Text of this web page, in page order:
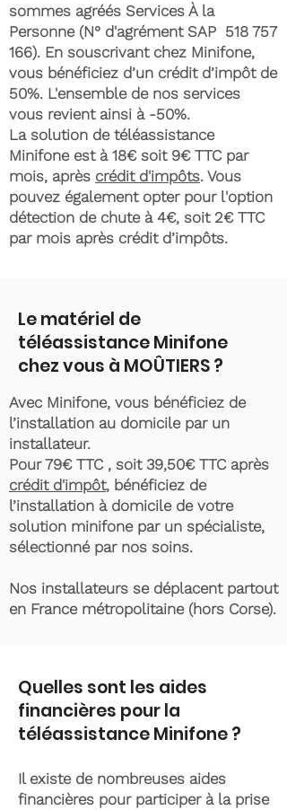
sommes agréés Services À la
Personne (N° d'agrément SAP 518 757
166). En souscrivant chez Minifone,
vous bénéficiez d’un crédit d’impôt de
50%. L'ensemble de nos services
vous revient ainsi à -50%.
La solution de téléassistance
Minifone est à 18€ soit 9€ TTC par
mois, après crédit d'impôts. Vous
pouvez également opter pour l'option
détection de chute à 4€, soit 2€ TTC
par mois après crédit d’impôts.
Le matériel de
téléassistance Minifone
chez vous à MOÛTIERS ?
Avec Minifone, vous bénéficiez de
l’installation au domicile par un
installateur.
Pour 79€ TTC , soit 39,50€ TTC après
crédit d'impôt, bénéficiez de
l’installation à domicile de votre
solution minifone par un spécialiste,
sélectionné par nos soins.
Nos installateurs se déplacent partout
en France métropolitaine (hors Corse).
Quelles sont les aides
financières pour la
téléassistance Minifone ?
Il existe de nombreuses aides
financières pour participer à la prise